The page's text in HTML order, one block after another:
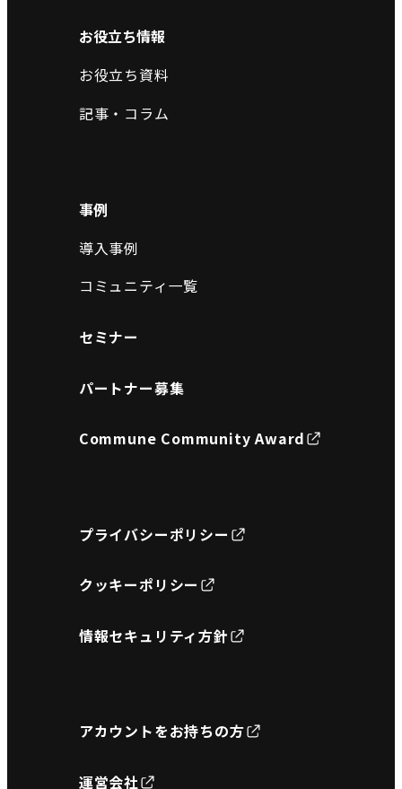
お役立ち情報
お役立ち資料
記事・コラム
事例
導入事例
コミュニティ一覧
セミナー
パートナー募集
Commune Community Award
プライバシーポリシー
クッキーポリシー
情報セキュリティ方針
アカウントをお持ちの方
運営会社